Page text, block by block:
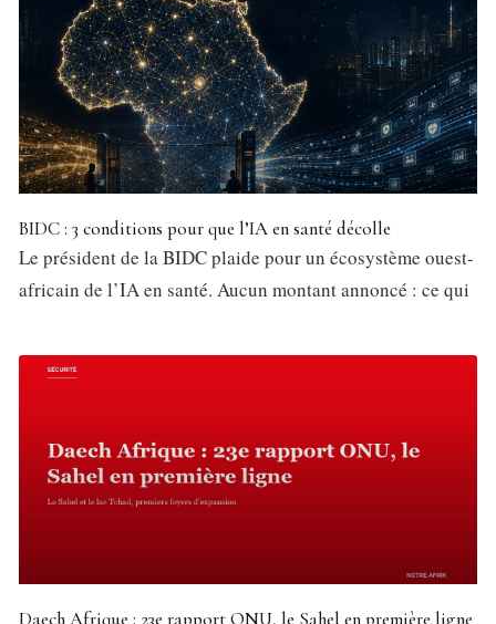
BIDC : 3 conditions pour que l’IA en santé décolle
Le président de la BIDC plaide pour un écosystème ouest-
africain de l’IA en santé. Aucun montant annoncé : ce qui
Daech Afrique : 23e rapport ONU, le Sahel en première ligne